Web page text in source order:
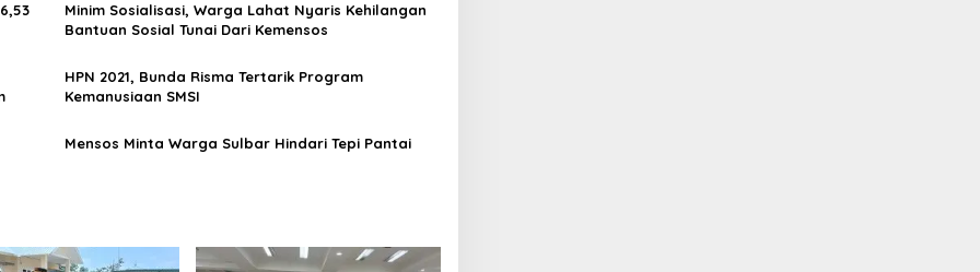
Minim Sosialisasi, Warga Lahat Nyaris Kehilangan
Bantuan Sosial Tunai Dari Kemensos
HPN 2021, Bunda Risma Tertarik Program
Kemanusiaan SMSI
Mensos Minta Warga Sulbar Hindari Tepi Pantai